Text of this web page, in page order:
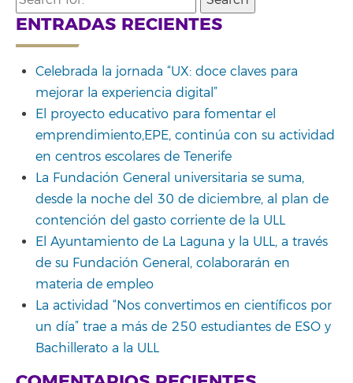
for:
ENTRADAS RECIENTES
Celebrada la jornada “UX: doce claves para
mejorar la experiencia digital”
El proyecto educativo para fomentar el
emprendimiento,EPE, continúa con su actividad
en centros escolares de Tenerife
La Fundación General universitaria se suma,
desde la noche del 30 de diciembre, al plan de
contención del gasto corriente de la ULL
El Ayuntamiento de La Laguna y la ULL, a través
de su Fundación General, colaborarán en
materia de empleo
La actividad “Nos convertimos en científicos por
un día” trae a más de 250 estudiantes de ESO y
Bachillerato a la ULL